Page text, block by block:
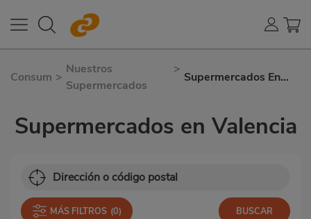
Consum >
Nuestros
Supermercados
>
Supermercados En
Supermercados en Valencia
MÁS FILTROS (0)